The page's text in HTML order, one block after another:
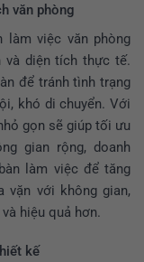
văn phòng
làm việc văn phòng
diện tích thực tế.
để tránh tình trạng
khó di chuyển. Với
gọn sẽ giúp tối ưu
gian rộng, doanh
làm việc để tăng
vặn với không gian,
hiệu quả hơn.
kế